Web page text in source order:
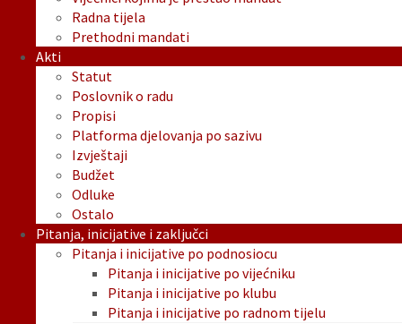
Radna tijela
Prethodni mandati
Akti
Statut
Poslovnik o radu
Propisi
Platforma djelovanja po sazivu
Izvještaji
Budžet
Odluke
Ostalo
Pitanja, inicijative i zaključci
Pitanja i inicijative po podnosiocu
Pitanja i inicijative po vijećniku
Pitanja i inicijative po klubu
Pitanja i inicijative po radnom tijelu